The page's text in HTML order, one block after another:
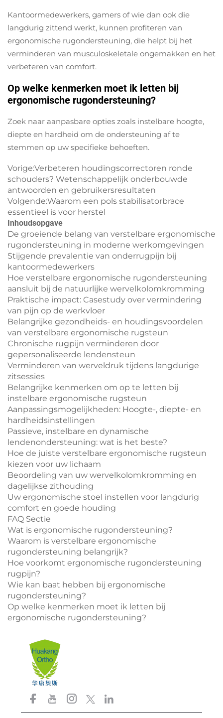
Kantoormedewerkers, gamers of wie dan ook die
langdurig zittend werkt, kunnen profiteren van
ergonomische rugondersteuning, die helpt bij het
verminderen van musculoskeletale ongemakken en het
verbeteren van comfort.
Op welke kenmerken moet ik letten bij
ergonomische rugondersteuning?
Zoek naar aanpasbare opties zoals instelbare hoogte,
diepte en hardheid om de ondersteuning af te
stemmen op uw specifieke behoeften.
Vorige:Verbeteren houdingscorrectoren ronde
schouders? Wetenschappelijk onderbouwde
antwoorden en gebruikersresultaten
Volgende:Waarom een pols stabilisatorbrace
essentieel is voor herstel
Inhoudsopgave
De groeiende belang van verstelbare ergonomische
rugondersteuning in moderne werkomgevingen
Stijgende prevalentie van onderrugpijn bij
kantoormedewerkers
Hoe verstelbare ergonomische rugondersteuning
aansluit bij de natuurlijke wervelkolomkromming
Praktische impact: Casestudy over vermindering
van pijn op de werkvloer
Belangrijke gezondheids- en houdingsvoordelen
van verstelbare ergonomische rugsteun
Chronische rugpijn verminderen door
gepersonaliseerde lendensteun
Verminderen van werveldruk tijdens langdurige
zitsessies
Belangrijke kenmerken om op te letten bij
instelbare ergonomische rugsteun
Aanpassingsmogelijkheden: Hoogte-, diepte- en
hardheidsinstellingen
Passieve, instelbare en dynamische
lendenondersteuning: wat is het beste?
Hoe de juiste verstelbare ergonomische rugsteun
kiezen voor uw lichaam
Beoordeling van uw wervelkolomkromming en
dagelijkse zithouding
Uw ergonomische stoel instellen voor langdurig
comfort en goede houding
FAQ Sectie
Wat is ergonomische rugondersteuning?
Waarom is verstelbare ergonomische
rugondersteuning belangrijk?
Hoe voorkomt ergonomische rugondersteuning
rugpijn?
Wie kan baat hebben bij ergonomische
rugondersteuning?
Op welke kenmerken moet ik letten bij
ergonomische rugondersteuning?